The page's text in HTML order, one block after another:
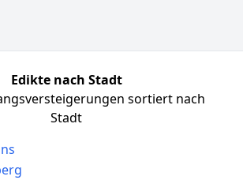
Edikte nach Stadt
sortiert nach
Stadt